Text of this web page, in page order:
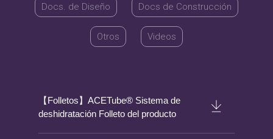
Docs. de Diseño Docs de Construcción
Otros Videos
【Folletos】ACETube® Sistema de
deshidratación Folleto del producto